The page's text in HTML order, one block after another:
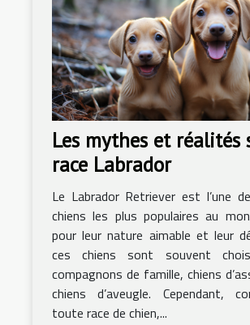
Les mythes et réalités
race Labrador
Le Labrador Retriever est l’une
chiens les plus populaires au
pour leur nature aimable et leur
ces chiens sont souvent
compagnons de famille, chiens
chiens d’aveugle. Cependant,
toute race de chien,...